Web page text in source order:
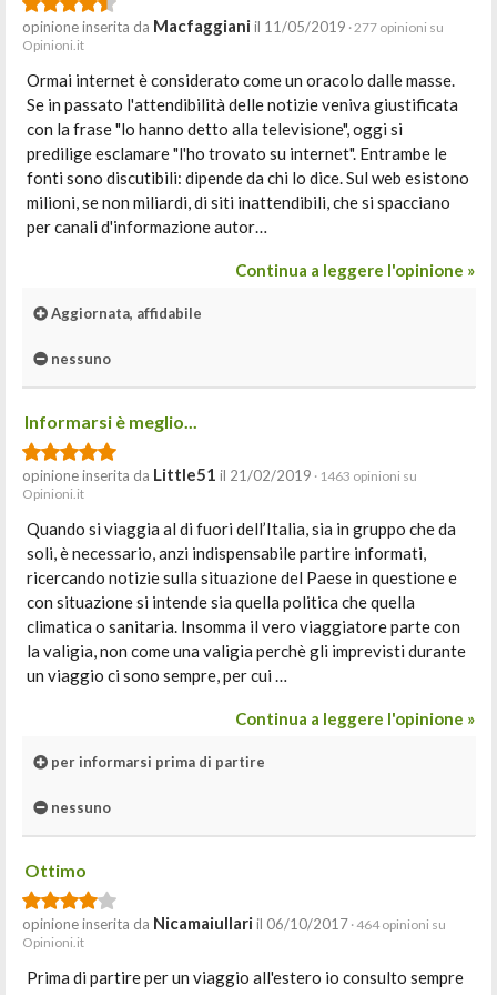
opinione inserita da Macfaggiani il 11/05/2019 · 277 opinioni su
Opinioni.it
Ormai internet è considerato come un oracolo dalle masse.
Se in passato l'attendibilità delle notizie veniva giustificata
con la frase "lo hanno detto alla televisione", oggi si
predilige esclamare "l'ho trovato su internet". Entrambe le
fonti sono discutibili: dipende da chi lo dice. Sul web esistono
milioni, se non miliardi, di siti inattendibili, che si spacciano
per canali d'informazione autor…
Continua a leggere l'opinione »
Aggiornata, affidabile
nessuno
Informarsi è meglio...
opinione inserita da Little51 il 21/02/2019 · 1463 opinioni su
Opinioni.it
Quando si viaggia al di fuori dell’Italia, sia in gruppo che da
soli, è necessario, anzi indispensabile partire informati,
ricercando notizie sulla situazione del Paese in questione e
con situazione si intende sia quella politica che quella
climatica o sanitaria. Insomma il vero viaggiatore parte con
la valigia, non come una valigia perchè gli imprevisti durante
un viaggio ci sono sempre, per cui …
Continua a leggere l'opinione »
per informarsi prima di partire
nessuno
Ottimo
opinione inserita da Nicamaiullari il 06/10/2017 · 464 opinioni su
Opinioni.it
Prima di partire per un viaggio all'estero io consulto sempre